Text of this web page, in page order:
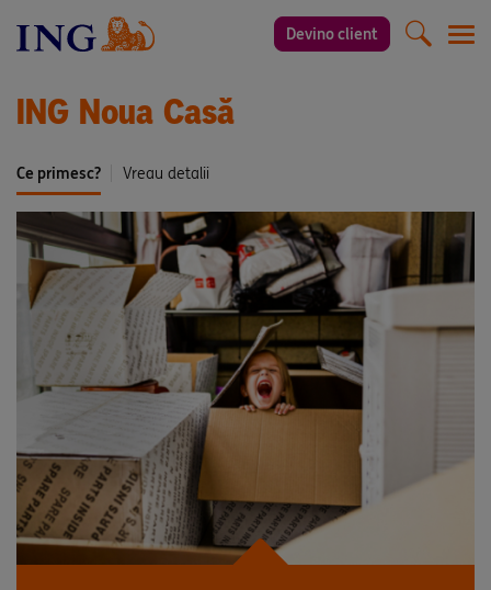
Devino client
ING Noua Casă
Ce primesc? Vreau detalii